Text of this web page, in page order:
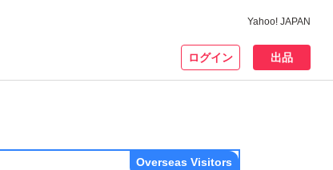
Yahoo! JAPAN
ログイン 出品
Overseas Visitors